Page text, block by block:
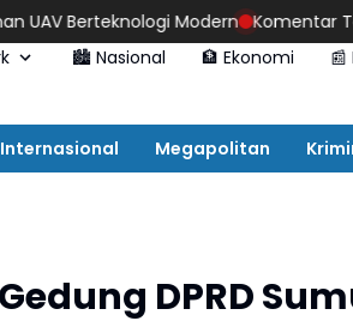
Modern Komentar Toxic di
🏙️ Nasional 🏦 Ekonomi 📰
Internasional Megapolitan
DPRD